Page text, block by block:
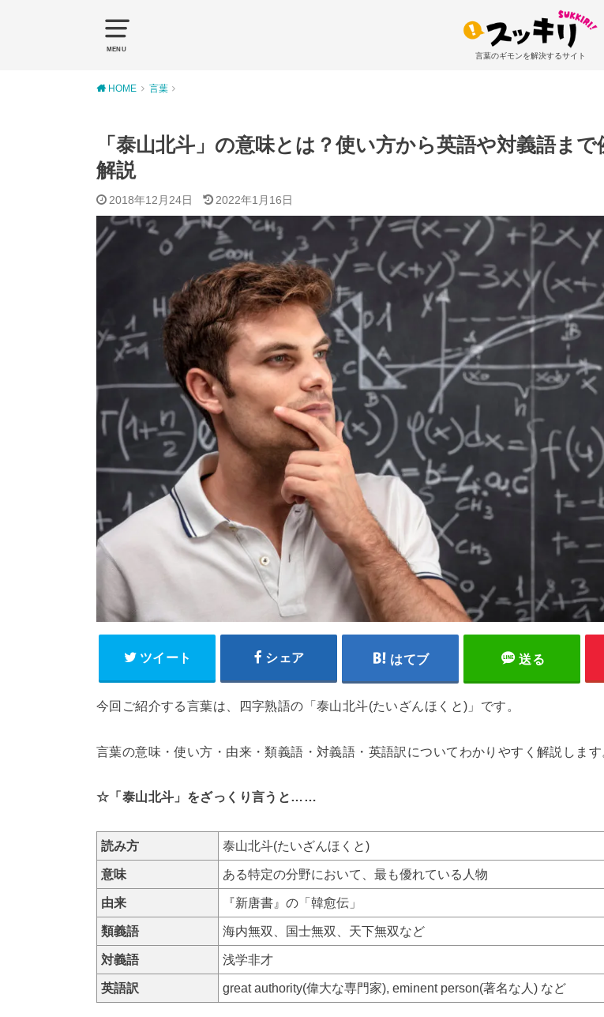
MENU
言葉のギモンを解決するサイト
HOME 言葉
「泰山北斗」の意味とは？使い方から英語や対義語ま
解説
2018年12月24日 2022年1月16日
ツイート シェア はてブ 送る
今回ご紹介する言葉は、四字熟語の「泰山北斗(たいざんほくと)」です。
言葉の意味・使い方・由来・類義語・対義語・英語訳についてわかりやすく解説します
☆「泰山北斗」をざっくり言うと……
読み方 泰山北斗(たいざんほくと)
意味 ある特定の分野において、最も優れている人物
由来 『新唐書』の「韓愈伝」
類義語 海内無双、国士無双、天下無双など
対義語 浅学非才
英語訳 great authority(偉大な専門家), eminent person(著名な人) など